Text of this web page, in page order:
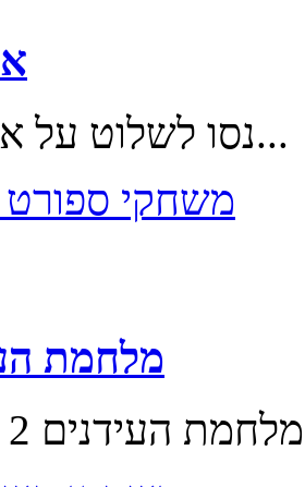
נסו לשלוט על אופנוע ים...
משחקי ספורט
מלחמת